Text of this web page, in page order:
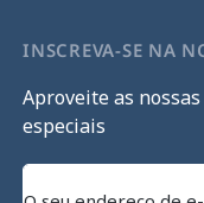
INSCREVA-SE NA
Aproveite as
especiais